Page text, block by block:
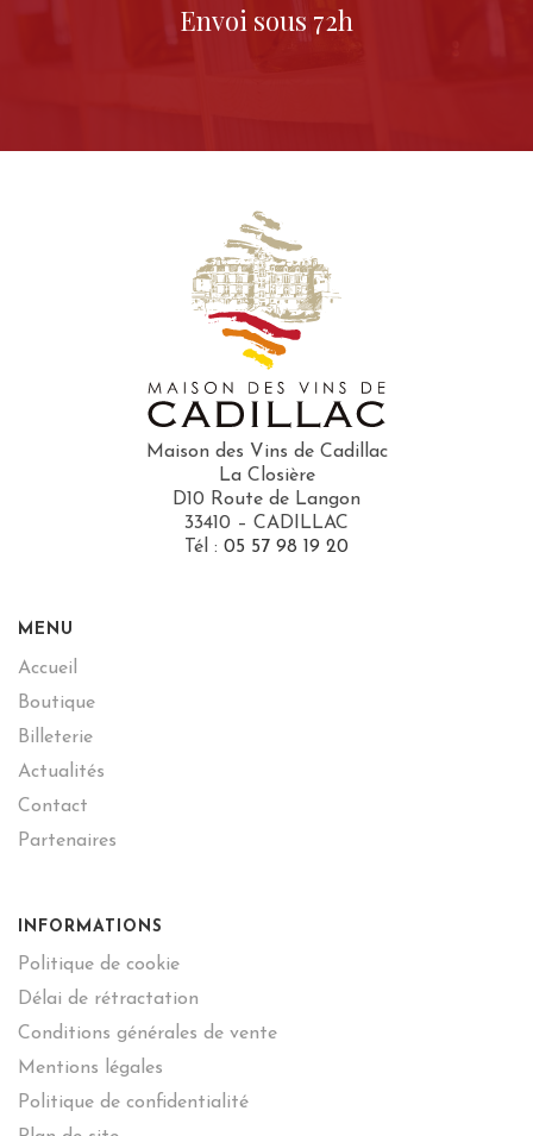
Envoi sous 72h
Maison des Vins de Cadillac
La Closière
D10 Route de Langon
33410 – CADILLAC
Tél : 05 57 98 19 20
MENU
Accueil
Boutique
Billeterie
Actualités
Contact
Partenaires
INFORMATIONS
Politique de cookie
Délai de rétractation
Conditions générales de vente
Mentions légales
Politique de confidentialité